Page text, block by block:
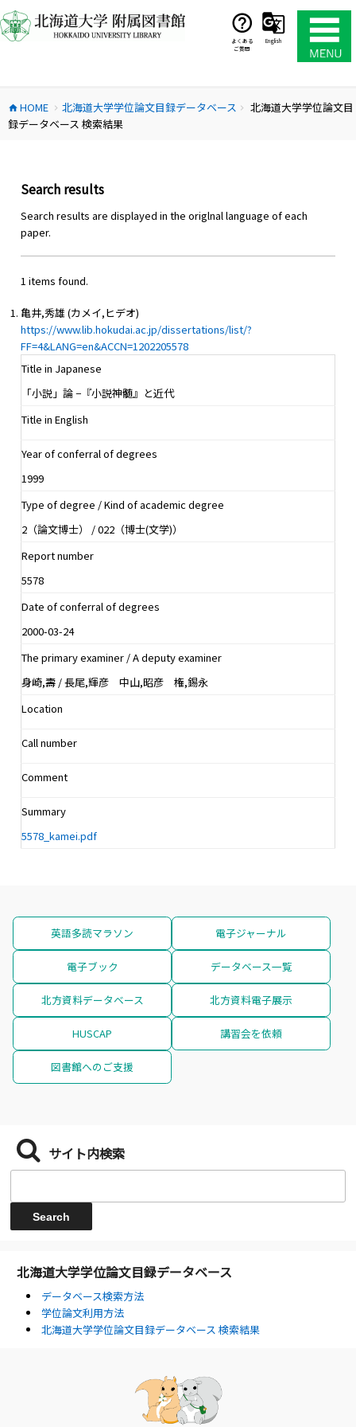
ン
テ
ス
キ
よくある
ご質問
English
home HOME chevron_right 北海道大学学位論文目録データベース chevron_right
北海道大学学位論文目
録データベース 検索結果
Search results
Search results are displayed in the origlnal language of each
paper.
1 items found.
亀井,秀雄 (カメイ,ヒデオ)
https://www.lib.hokudai.ac.jp/dissertations/list/?
FF=4&LANG=en&ACCN=1202205578
Title in Japanese
「小説」論 −『小説神髄』と近代
Title in English
Year of conferral of degrees
1999
Type of degree / Kind of academic degree
2（論文博士） / 022（博士(文学)）
Report number
5578
Date of conferral of degrees
2000-03-24
The primary examiner / A deputy examiner
身崎,壽 / 長尾,輝彦 中山,昭彦 権,錫永
Location
Call number
Comment
Summary
5578_kamei.pdf
英語多読マラソン 電子ジャーナル
電子ブック データベース一覧
北方資料データベース 北方資料電子展示
HUSCAP 講習会を依頼
図書館へのご支援
サイト内検索
北海道大学学位論文目録データベース
データベース検索方法
学位論文利用方法
北海道大学学位論文目録データベース 検索結果